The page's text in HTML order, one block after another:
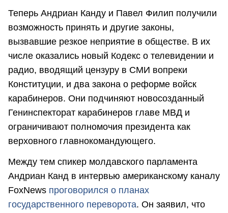
Теперь Андриан Канду и Павел Филип получили
возможность принять и другие законы,
вызвавшие резкое неприятие в обществе. В их
числе оказались новый Кодекс о телевидении и
радио, вводящий цензуру в СМИ вопреки
Конституции, и два закона о реформе войск
карабинеров. Они подчиняют новосозданный
Генинспекторат карабинеров главе МВД и
ограничивают полномочия президента как
верховного главнокомандующего.
Между тем спикер молдавского парламента
Андриан Канд в интервью американскому каналу
FoxNews проговорился о планах
государственного переворота. Он заявил, что